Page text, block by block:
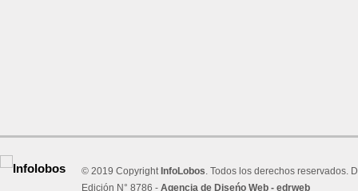
© 2019 Copyright InfoLobos. Todos los derechos reservados.
Edición N° 8786 - Agencia de Diseńo Web - edrweb